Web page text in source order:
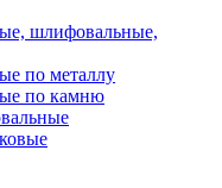
шлифовальные,
по металлу
по камню